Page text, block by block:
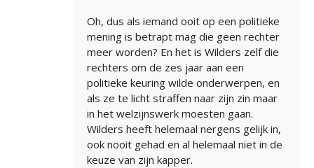
Oh, dus als iemand ooit op een politieke
mening is betrapt mag die geen rechter
meer worden? En het is Wilders zelf die
rechters om de zes jaar aan een
politieke keuring wilde onderwerpen, en
als ze te licht straffen naar zijn zin maar
in het welzijnswerk moesten gaan.
Wilders heeft helemaal nergens gelijk in,
ook nooit gehad en al helemaal niet in de
keuze van zijn kapper.